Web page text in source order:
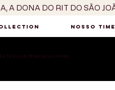
NOSSO TIME
10 anos do Brasil para o mundo